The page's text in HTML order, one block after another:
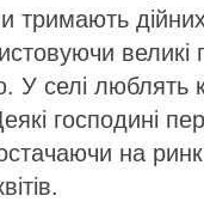
тримають
У селі люблять
господині
на